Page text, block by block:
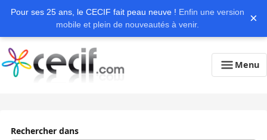
Pour ses 25 ans, le CECIF fait peau neuve ! Enfin une version
mobile et plein de nouveautés à venir.
×
Menu
Rechercher dans